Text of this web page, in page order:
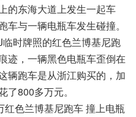
的东海大道上发生一起车
与一辆电瓶车发生碰撞。
时牌照的红色兰博基尼跑
迹，一辆黑色电瓶车歪倒在
辆跑车是从浙江购买的，加
了800多万元。